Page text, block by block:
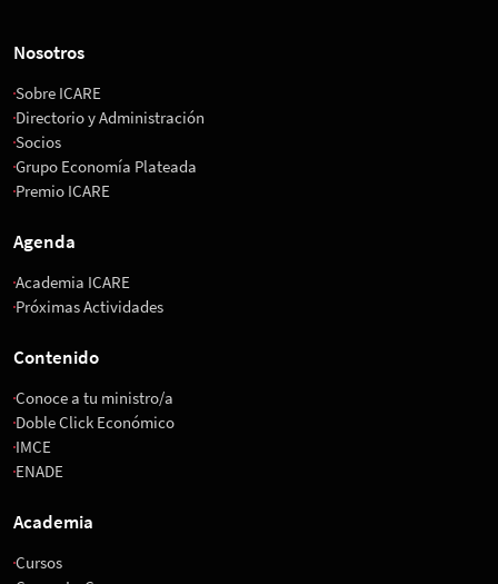
Nosotros
Sobre ICARE
Directorio y Administración
Socios
Grupo Economía Plateada
Premio ICARE
Agenda
Academia ICARE
Próximas Actividades
Contenido
Conoce a tu ministro/a
Doble Click Económico
IMCE
ENADE
Academia
Cursos